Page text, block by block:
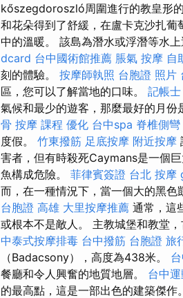
kőszegdoroszló周圍進行的教皇形
和花朵得到了舒緩，在盧卡克沙扎
中的溫暖。 該島為潛水或浮潛等水
dcard 台中國術館推薦 脹氣 按摩 自
刻的體驗。 按摩師執照 台胞證 照片
區，您可以了解當地的口味。 記帳
氣候和最少的遊客，那麼最好的月份
骨 按摩 課程 優化 台中spa 脊椎側彎
度假。 竹東撥筋 足底按摩 附近按摩
害者，但有時殺死Caymans是一個巨
魚構成危險。 菲律賓簽證 台北 按摩
而，在一種情況下，當一個大的黑色
台胞證 高雄 大里按摩推薦 通常，這
或根本不是敵人。 主教城堡和教堂
中泰式按摩排毒 台中撥筋 台胞證 旅
（Badacsony），高度為438米。
餐廳和令人興奮的地質地層。 台中
的最高點，這是一部出色的建築傑作